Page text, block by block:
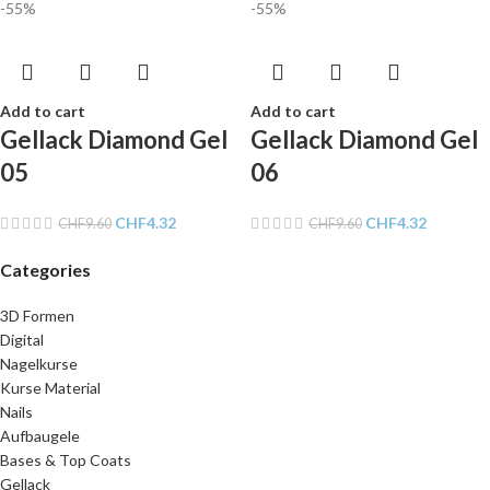
Categories
3D Formen
Digital
Nagelkurse
Kurse Material
Nails
Aufbaugele
Bases & Top Coats
Gellack
-55%
Add to cart
Gellack Diamond Gel
05
CHF9.60 CHF4.32
-55%
Add to cart
Gellack Diamond Gel
06
CHF9.60 CHF4.32